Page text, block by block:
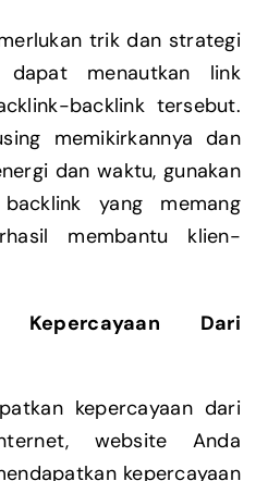
trik dan strategi
menautkan link
backlink tersebut.
memikirkannya dan
dan waktu, gunakan
yang memang
membantu klien-
Kepercayaan Dari
kepercayaan dari
website Anda
kepercayaan